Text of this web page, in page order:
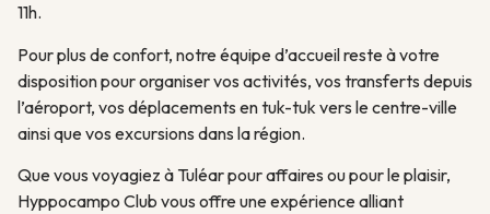
11h.
Pour plus de confort, notre équipe d’accueil reste à votre
disposition pour organiser vos activités, vos transferts depuis
l’aéroport, vos déplacements en tuk-tuk vers le centre-ville
ainsi que vos excursions dans la région.
Que vous voyagiez à Tuléar pour affaires ou pour le plaisir,
Hyppocampo Club vous offre une expérience alliant